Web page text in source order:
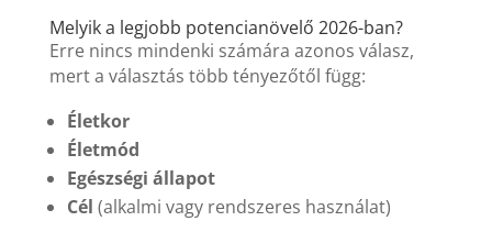
Melyik a legjobb potencianövelő 2026-ban?
Erre nincs mindenki számára azonos válasz,
mert a választás több tényezőtől függ:
Életkor
Életmód
Egészségi állapot
Cél (alkalmi vagy rendszeres használat)